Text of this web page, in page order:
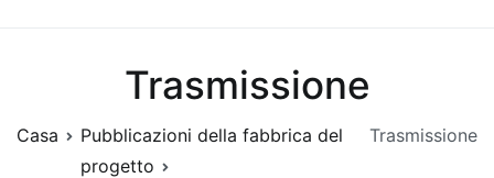
Trasmissione
Casa
Pubblicazioni della fabbrica del
progetto
Trasmissione